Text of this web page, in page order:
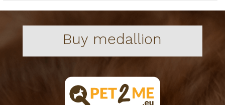
Buy medallion